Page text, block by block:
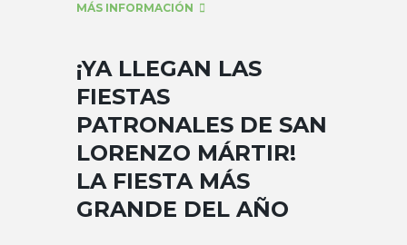
MÁS INFORMACIÓN
¡YA LLEGAN LAS
FIESTAS
PATRONALES DE SAN
LORENZO MÁRTIR!
LA FIESTA MÁS
GRANDE DEL AÑO